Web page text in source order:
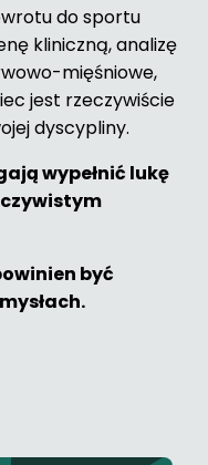
do sportu
kliniczną, analizę
mięśniowe,
jest rzeczywiście
dyscypliny.
wypełnić lukę
być